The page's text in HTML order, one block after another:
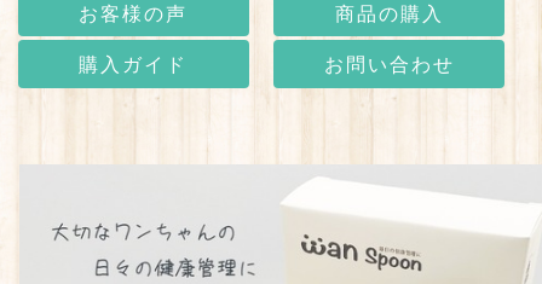
お客様の声 商品の購入
購入ガイド お問い合わせ